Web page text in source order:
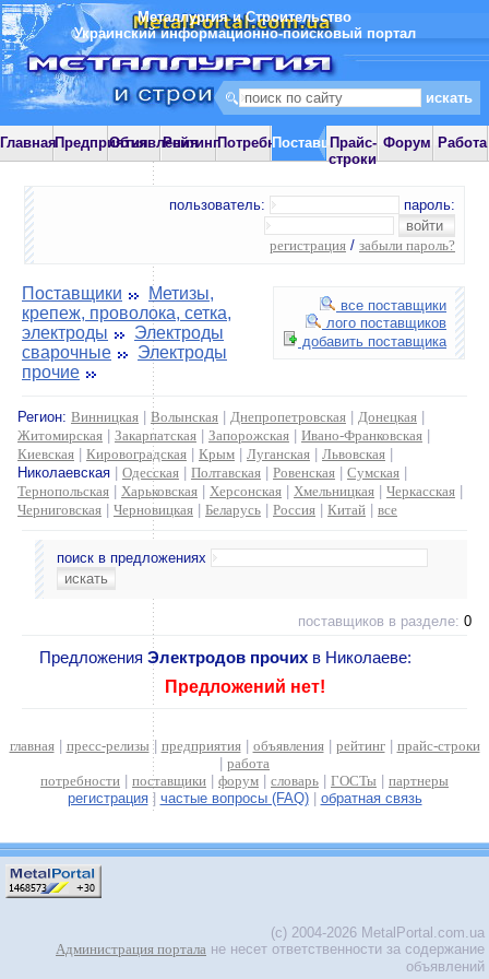
Металлургия и Строительство
Украинский информационно-поисковый портал
ГлавнаяПредприятияОбъявления
РейтингПотребностиПоставщики
Прайс-
строки
Форум Работа
пользователь: пароль:
регистрация / забыли пароль?
все поставщики
лого поставщиков
добавить поставщика
Поставщики
Метизы,
крепеж, проволока, сетка,
электроды
Электроды
сварочные
Электроды
прочие
Регион: Винницкая Волынская Днепропетровская Донецкая
Житомирская
Закарпатская Запорожская Ивано-Франковская
Киевская
Кировоградская Крым Луганская Львовская
Николаевская
Одесская Полтавская Ровенская Сумская
Тернопольская
Харьковская Херсонская Хмельницкая Черкасская
Черниговская
Черновицкая Беларусь Россия Китай все
поиск в предложениях
поставщиков в разделе: 0
Предложения Электродов прочих в Николаеве:
Предложений нет!
главная| пресс-релизы | предприятия| объявления| рейтинг| прайс-строки
работа
потребности
поставщики форум словарь ГОСТы
партнеры
регистрация| частые вопросы (FAQ)| обратная связь
(c) 2004-2026 MetalPortal.com.ua
Администрация портала не несет ответственности за содержание
объявлений